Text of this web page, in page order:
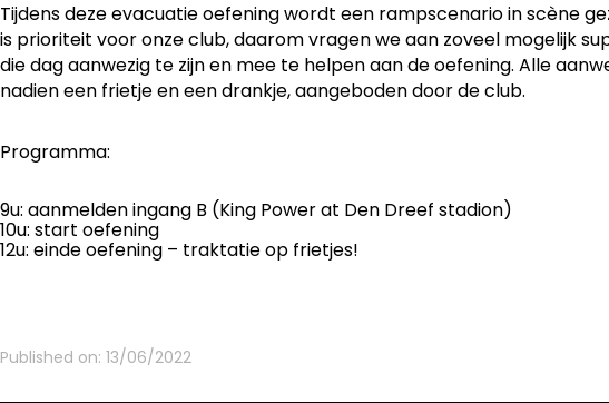
Tijdens deze evacuatie oefening wordt een rampscenario in scène
is prioriteit voor onze club, daarom vragen we aan zoveel mogelijk
die dag aanwezig te zijn en mee te helpen aan de oefening. Alle
nadien een frietje en een drankje, aangeboden door de club.
Programma:
9u: aanmelden ingang B (King Power at Den Dreef stadion)
10u: start oefening
12u: einde oefening – traktatie op frietjes!
Published on: 13/06/2022